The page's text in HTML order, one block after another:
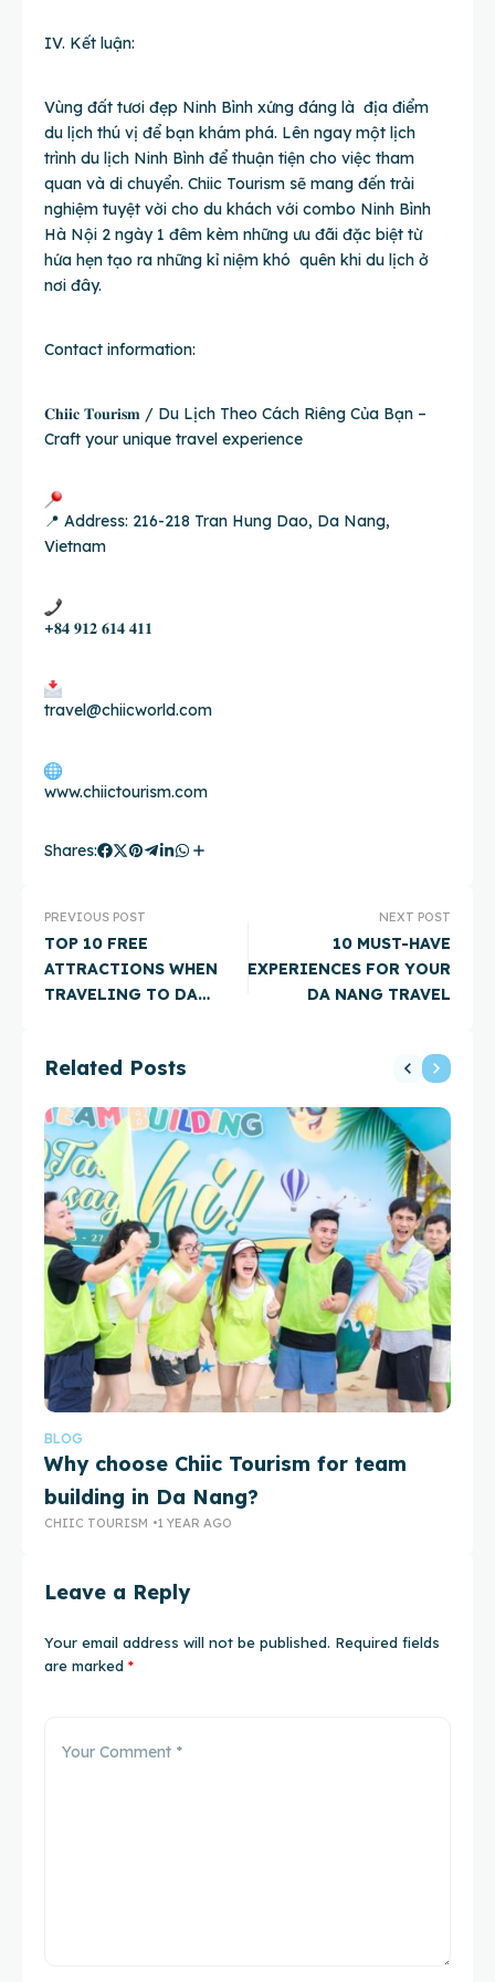
IV. Kết luận:
Vùng đất tươi đẹp Ninh Bình xứng đáng là địa điểm
du lịch thú vị để bạn khám phá. Lên ngay một lịch
trình du lịch Ninh Bình để thuận tiện cho việc tham
quan và di chuyển. Chiic Tourism sẽ mang đến trải
nghiệm tuyệt vời cho du khách với combo Ninh Bình
Hà Nội 2 ngày 1 đêm kèm những ưu đãi đặc biệt từ
hứa hẹn tạo ra những kỉ niệm khó quên khi du lịch ở
nơi đây.
Contact information:
𝐂𝐡𝐢𝐢𝐜 𝐓𝐨𝐮𝐫𝐢𝐬𝐦 / Du Lịch Theo Cách Riêng Của Bạn –
Craft your unique travel experience
📍 Address: 216-218 Tran Hung Dao, Da Nang,
Vietnam
+𝟖𝟒 𝟗𝟏𝟐 𝟔𝟏𝟒 𝟒𝟏𝟏
travel@chiicworld.com
www.chiictourism.com
Shares:
PREVIOUS POST
TOP 10 FREE
ATTRACTIONS WHEN
TRAVELING TO DA
NEXT POST
10 MUST-HAVE
EXPERIENCES FOR YOUR
DA NANG TRAVEL
Related Posts
BLOG
Why choose Chiic Tourism for team
building in Da Nang?
CHIIC TOURISM 1 YEAR AGO
Leave a Reply
Your email address will not be published. Required fields
are marked *